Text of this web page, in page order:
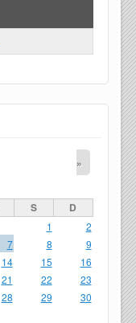
»
S D
1
2
7 8
9
14 15
16
21 22
23
28 29
30